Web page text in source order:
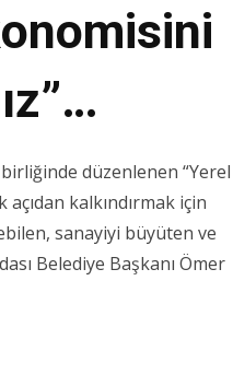
düzenlenen “Yerel
kalkındırmak için
sanayiyi büyüten ve
Belediye Başkanı Ömer